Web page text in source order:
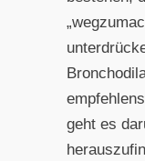
geht es